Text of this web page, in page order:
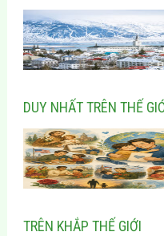
DUY NHẤT TRÊN THẾ
TRÊN KHẮP THẾ GIỚI